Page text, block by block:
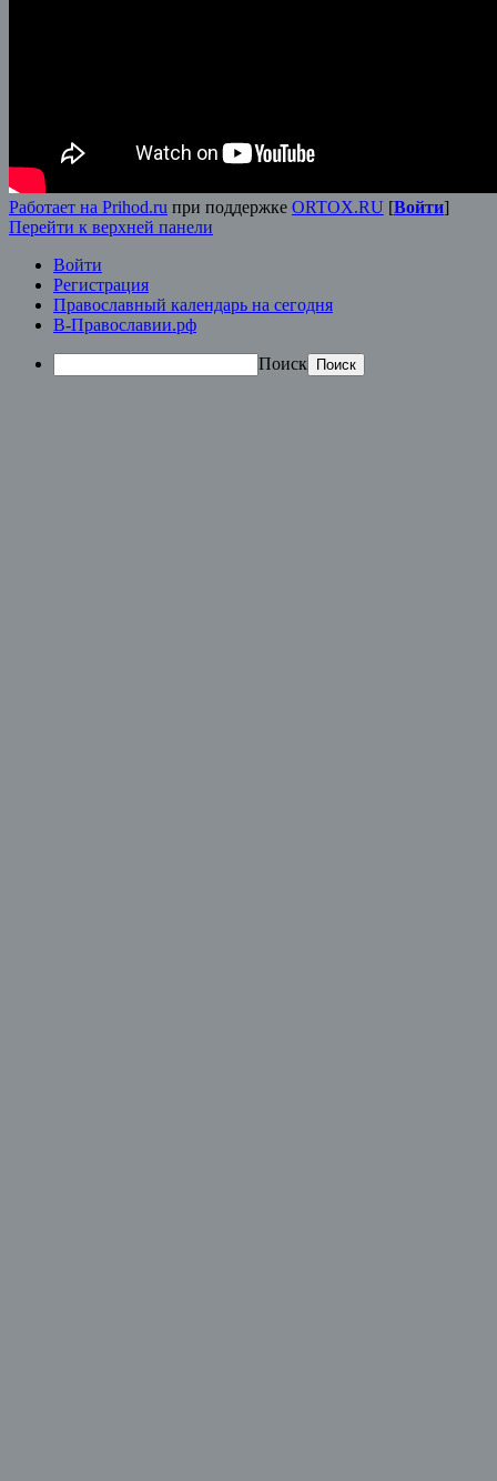
Работает на Prihod.ru при поддержке ORTOX.RU [Войти]
Перейти к верхней панели
Войти
Регистрация
Православный календарь на сегодня
В-Православии.рф
Поиск